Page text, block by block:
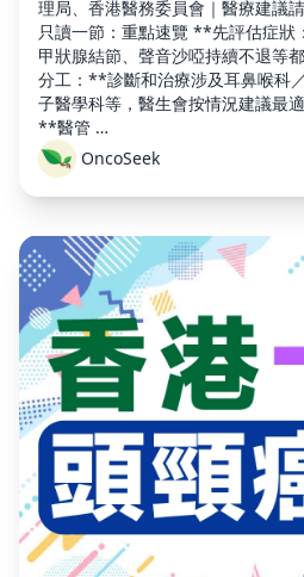
理局、香港醫務委員會｜醫療建議
只讀一節：重點速覽 **先評估症
甲狀腺結節、聲音沙啞持續不退等
分工：**診斷和治療涉及耳鼻喉科
子醫學科等，醫生會按情況建議最
**醫管 …
OncoSeek